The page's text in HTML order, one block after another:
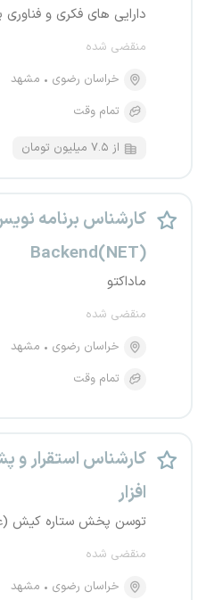
دارایی های فکری و فناوری
منقضی شده
خراسان رضوی
مشهد
تمام وقت
از ۷.۵ میلیون تومان
کارشناس برنامه
(NET)Backend
ماداکتو
منقضی شده
خراسان رضوی
مشهد
تمام وقت
کارشناس استقرار و
افزار
توسن پخش ستاره کیش
منقضی شده
خراسان رضوی
مشهد